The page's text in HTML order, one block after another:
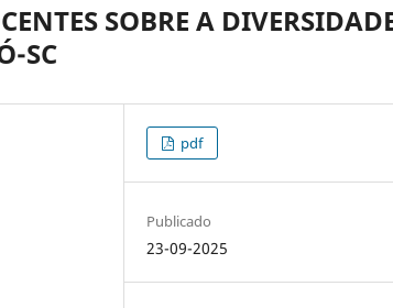
SOBRE A
SC
pdf
Publicado
23-09-2025